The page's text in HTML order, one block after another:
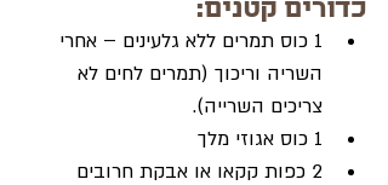
כדורים קטנים:
1 כוס תמרים ללא גלעינים – אחרי
השריה וריכוך (תמרים לחים לא
צריכים השרייה).
1 כוס אגוזי מלך
2 כפות קקאו או אבקת חרובים